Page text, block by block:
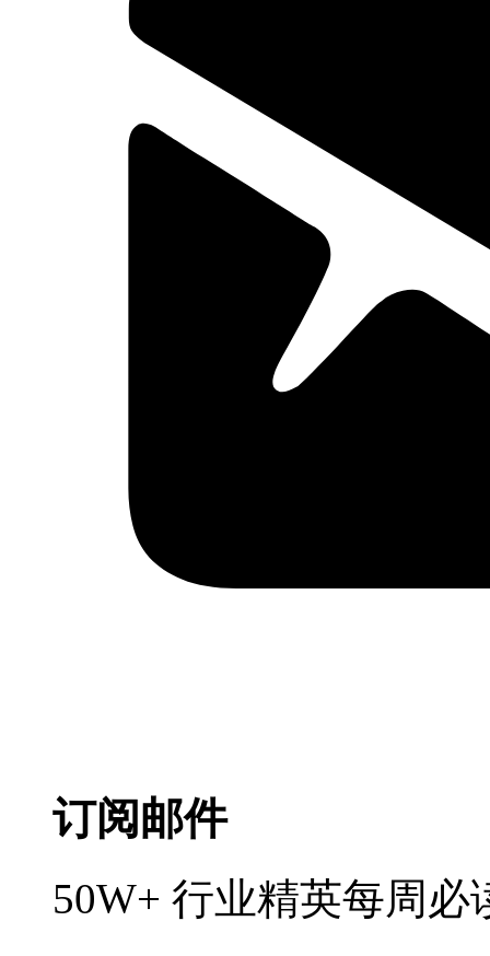
订阅邮件
50W+ 行业精英每周